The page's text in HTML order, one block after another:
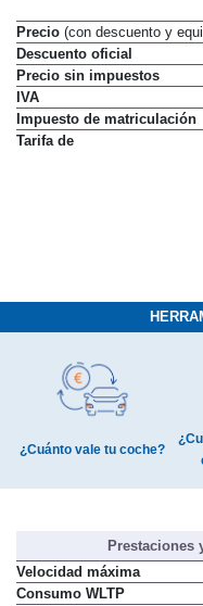
Precio (con descuento y
Descuento oficial
Precio sin impuestos
IVA
Impuesto de matriculación
Tarifa de
¿Cuánto vale tu coche?
Prestaciones
Velocidad máxima
Consumo WLTP